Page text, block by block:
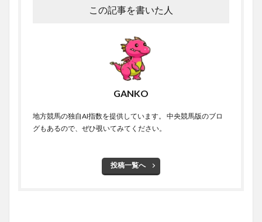
この記事を書いた人
GANKO
地方競馬の独自AI指数を提供しています。 中央競馬版のブロ
グもあるので、ぜひ覗いてみてください。
投稿一覧へ